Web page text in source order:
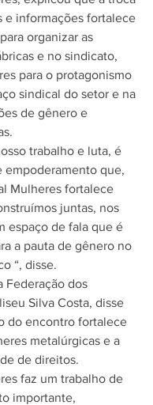
e informações fortalece
organizar as
e no sindicato,
para o protagonismo
sindical do setor e na
de gênero e
trabalho e luta, é
empoderamento que,
Mulheres fortalece
juntas, nos
espaço de fala que é
a pauta de gênero no
“, disse.
Federação dos
Silva Costa, disse
do encontro fortalece
metalúrgicas e a
de direitos.
faz um trabalho de
importante,